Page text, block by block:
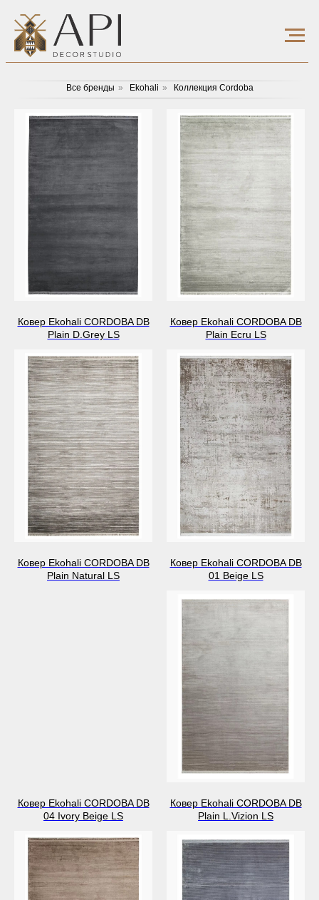
Все бренды » Ekohali » Коллекция Cordoba
Ковер Ekohali CORDOBA DB
Plain D.Grey LS
Ковер Ekohali CORDOBA DB
Plain Ecru LS
Ковер Ekohali CORDOBA DB
Plain Natural LS
Ковер Ekohali CORDOBA DB
01 Beige LS
Ковер Ekohali CORDOBA DB
04 Ivory Beige LS
Ковер Ekohali CORDOBA DB
Plain L.Vizion LS